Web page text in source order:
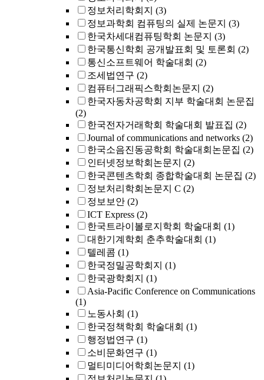
정보처리학회지 (3)
정보과학회 컴퓨팅의 실제 논문지 (3)
한국차세대컴퓨팅학회 논문지 (3)
한국통신학회 공개발표회 및 토론회 (2)
통신소프트웨어 학술대회 (2)
조세법연구 (2)
컴퓨터그래픽스학회논문지 (2)
한국자동차공학회 지부 학술대회 논문집
(2)
한국전자거래학회 학술대회 발표집 (2)
Journal of communications and networks (2)
한국소음진동공학회 학술대회논문집 (2)
인터넷정보학회논문지 (2)
한국콘텐츠학회 종합학술대회 논문집 (2)
정보처리학회논문지 C (2)
정보보안 (2)
ICT Express (2)
한국트라이볼로지학회 학술대회 (1)
대한기계학회 춘추학술대회 (1)
텔레콤 (1)
한국정밀공학회지 (1)
한국광학회지 (1)
Asia-Pacific Conference on Communications
(1)
노동사회 (1)
한국정책학회 학술대회 (1)
행정법연구 (1)
소비문화연구 (1)
멀티미디어학회논문지 (1)